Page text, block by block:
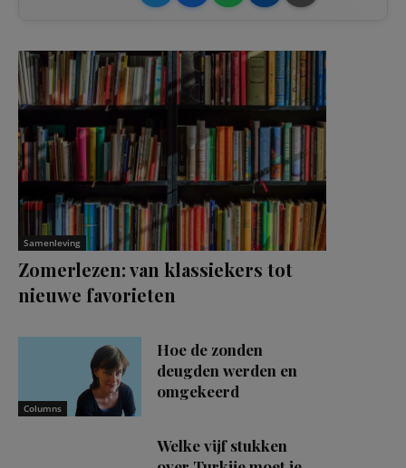
Samenleving
Zomerlezen: van klassiekers tot
nieuwe favorieten
Columns
Hoe de zonden
deugden werden en
omgekeerd
Welke vijf stukken